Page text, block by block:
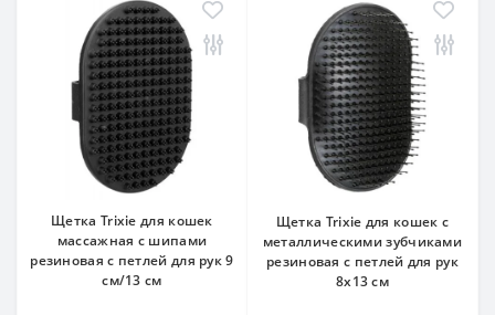
Щетка Trixie для кошек
массажная с шипами
резиновая с петлей для рук 9
см/13 см
Щетка Trixie для кошек с
металлическими зубчиками
резиновая с петлей для рук
8х13 см